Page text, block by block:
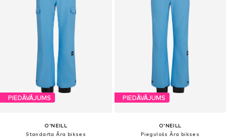
PIEDĀVĀJUMS
O'NEILL
Standarta Āra bikses
PIEDĀVĀJUMS
O'NEILL
Piegulošs Āra bikses